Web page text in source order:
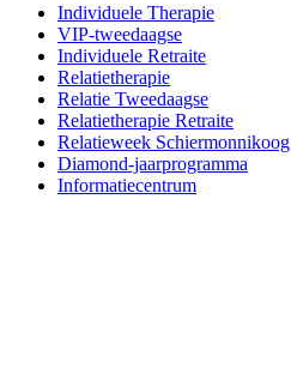
Individuele Therapie
VIP-tweedaagse
Individuele Retraite
Relatietherapie
Relatie Tweedaagse
Relatietherapie Retraite
Relatieweek Schiermonnikoog
Diamond-jaarprogramma
Informatiecentrum